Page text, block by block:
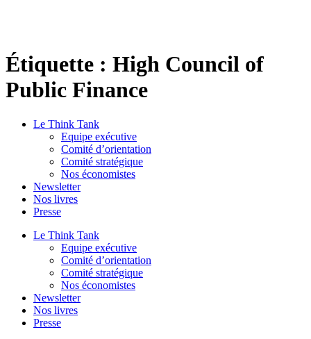
Étiquette : High Council of
Public Finance
Le Think Tank
Equipe exécutive
Comité d’orientation
Comité stratégique
Nos économistes
Newsletter
Nos livres
Presse
Le Think Tank
Equipe exécutive
Comité d’orientation
Comité stratégique
Nos économistes
Newsletter
Nos livres
Presse